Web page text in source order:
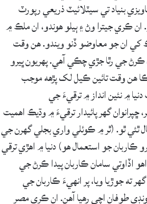
بنياد تي سيٽلائيٽ ذريعي رپورٽ
ڪري جيترا وڻ ۽ ٻيلو هوندو، ان ملڪ ۾
کي ان جو معاوضو ڏنو ويندو. هن وقت
جي رٿا جڙي چڪي آهي. پهريون ڀيرو
هن وقت تائين ڪيل لک پڙهه موجب
ريت دنيا ۾ نئين انداز ۾ ترقيءَ جي
گهر پائيدار ترقيءَ ۾ وڌيڪ اهميت
ٿئي ٿو. (ٿر ۾ ڪوئلي واري بجلي گهرن جي
ڪاربان جو استعمال هو) دنيا ۾ اهڙي ترقي
اڏاوتي سامان ڪاربان پيدا ڪرڻ جي
جوڙيا ويا، پر انهيءَ ڪاربان جي
طوفان اچي رهيا آهن. ان ڪري مصر